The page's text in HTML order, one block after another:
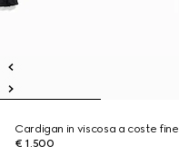
Cardigan in viscosa a coste fine
€ 1.500